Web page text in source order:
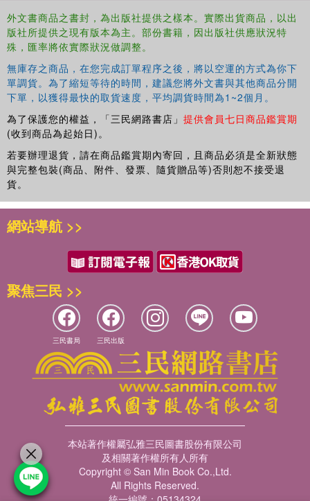
Skip to Content
Region |
Cart |
Sign In
Routledge
Subjects
View All Subjects
Archaeology & Museum Studies
Art & Visual Culture
Classical Studies
外文書商品之書封，為出版社提供之樣本。實際出貨商品，以出
版社所提供之現有版本為主。部份書籍，因出版社供應狀況特
殊，匯率將依實際狀況做調整。
無庫存之商品，在您完成訂單程序之後，將以空運的方式為你下
單調貨。為了縮短等待的時間，建議您將外文書與其他商品分開
下單，以獲得最快的取貨速度，平均調貨時間為1~2個月。
為了保護您的權益，「三民網路書店」 提供會員七日商品鑑賞期
(收到商品為起始日)。
若要辦理退貨，請在商品鑑賞期內寄回，且商品必須是全新狀態
與完整包裝(商品、附件、發票、隨貨贈品等)否則恕不接受退
貨。
網站導航 >>
聚焦三民 >>
三民書局 三民出版
本站著作權屬弘雅三民圖書股份有限公司
及相關著作權所有人所有
Copyright © San Min Book Co.,Ltd.
All Rights Reserved.